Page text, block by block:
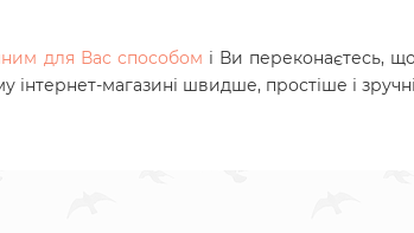
для Вас способом і Ви переконаєтесь,
інтернет-магазині швидше, простіше і